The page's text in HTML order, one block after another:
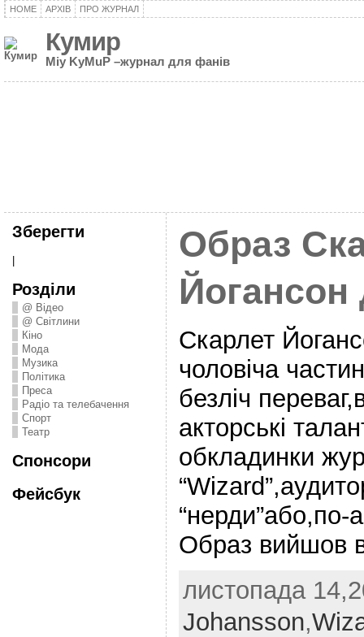
HOME АРХІВ ПРО ЖУРНАЛ
Кумир
Miy KyMuP –журнал для фанів
Зберегти
Розділи
@ Відео
@ Світлини
Кіно
Мода
Музика
Політика
Преса
Радіо та телебачення
Спорт
Театр
Спонсори
Фейсбук
Образ
Йогансон
Скарлет
чоловіча
безліч
акторські
обкладинки
“нерди”або,по-
Образ вийшов
листопада
Johansson,